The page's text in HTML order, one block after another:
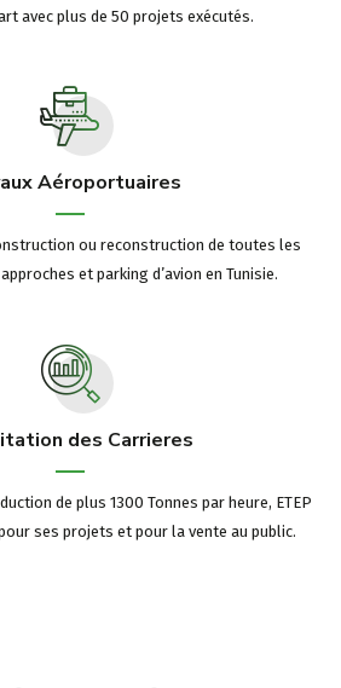
avec plus de 50 projets exécutés.
Aéroportuaires
ou reconstruction de toutes les
et parking d’avion en Tunisie.
des Carrieres
de plus 1300 Tonnes par heure, ETEP
ses projets et pour la vente au public.